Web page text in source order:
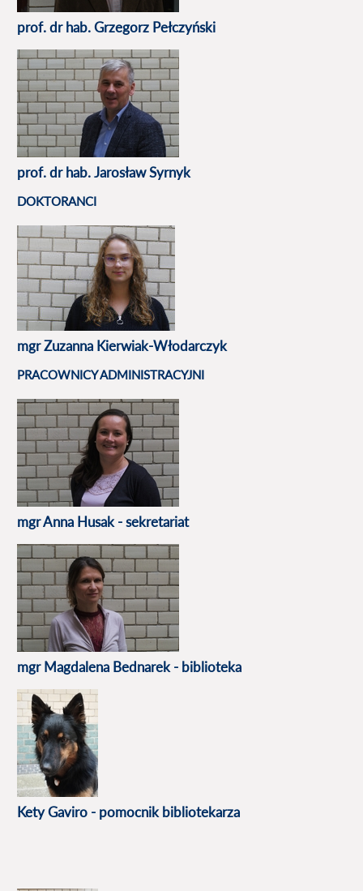
prof. dr hab. Grzegorz Pełczyński
prof. dr hab. Jarosław Syrnyk
DOKTORANCI
mgr Zuzanna Kierwiak-Włodarczyk
PRACOWNICY ADMINISTRACYJNI
mgr Anna Husak - sekretariat
mgr Magdalena Bednarek - biblioteka
Kety Gaviro - pomocnik bibliotekarza